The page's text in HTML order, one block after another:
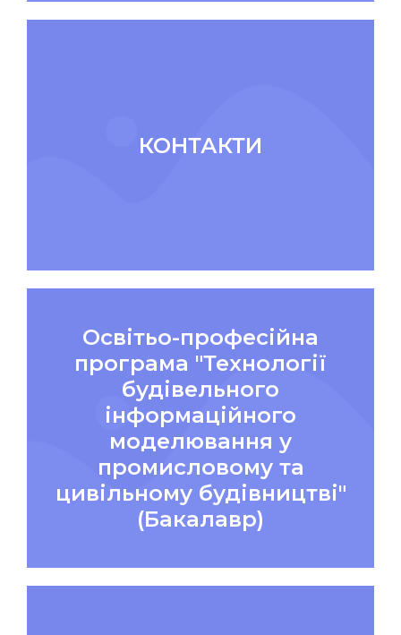
КОНТАКТИ
Освітьо-професійна
програма "Технології
будівельного
інформаційного
моделювання у
промисловому та
цивільному будівництві"
(Бакалавр)